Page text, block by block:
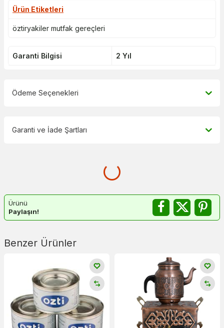
Ürün Etiketleri
öztiryakiler mutfak gereçleri
Garanti Bilgisi 2 Yıl
Ödeme Seçenekleri
Garanti ve İade Şartları
Ürünü
Paylaşın!
Benzer Ürünler